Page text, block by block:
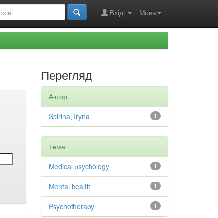
Мова
Вхід:
Перегляд
Автор
1
Spirina, Iryna
Тема
1
Medical рsychology
1
Mental health
1
Psychotherapy